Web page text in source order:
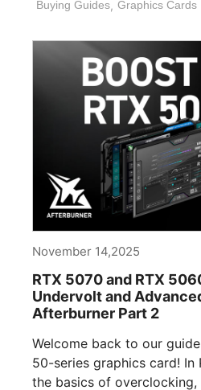
Buying Guides, Graphics Cards
November 14,2025
RTX 5070 and RTX
Undervolt and
Afterburner Part 2
Welcome back to our
50-series graphics card! In
the basics of overclocking,